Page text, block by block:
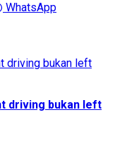
WhatsApp
driving bukan left